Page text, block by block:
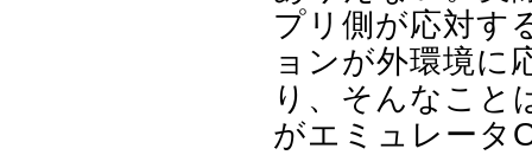
プリ側が応対す
ョンが外環境に
り、そんなこと
がエミュレータ